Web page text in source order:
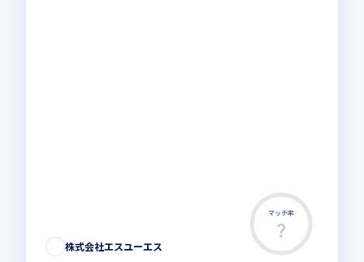
マッチ率
株式会社エスユーエス